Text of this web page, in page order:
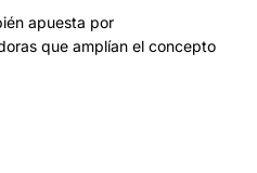
apuesta por
que amplían el concepto